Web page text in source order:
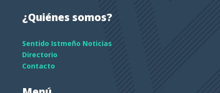
¿Quiénes somos?
Sentido Istmeño Noticias
Directorio
Contacto